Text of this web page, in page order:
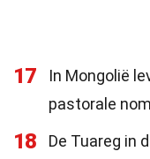
17
In Mongolië
pastorale
18
De Tuareg in